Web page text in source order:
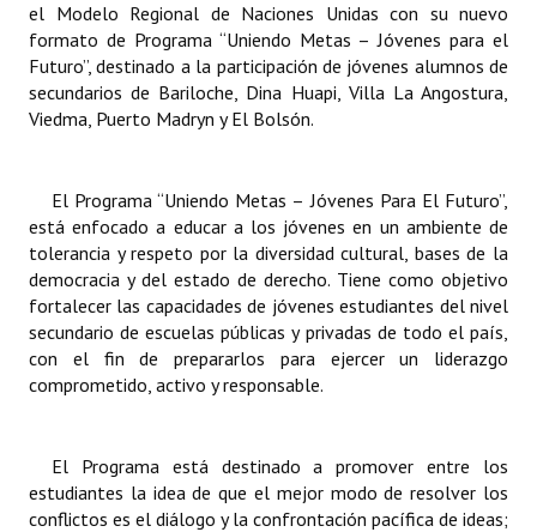
Comunicaciones
Declaraciones
Resoluciones
INSTITUCIONAL
Antiguos Pobladores
Noticias Destacadas
Registros y Distinciones
Premio al Mérito - Registro
Audiencias Públicas - Registro
el Modelo Regional de Naciones Unidas con su nuevo
formato de Programa “Uniendo Metas – Jóvenes para el
Futuro”, destinado a la participación de jóvenes alumnos de
secundarios de Bariloche, Dina Huapi, Villa La Angostura,
Viedma, Puerto Madryn y El Bolsón.
El Programa “Uniendo Metas – Jóvenes Para El Futuro”,
está enfocado a educar a los jóvenes en un ambiente de
tolerancia y respeto por la diversidad cultural, bases de la
democracia y del estado de derecho. Tiene como objetivo
fortalecer las capacidades de jóvenes estudiantes del nivel
secundario de escuelas públicas y privadas de todo el país,
con el fin de prepararlos para ejercer un liderazgo
comprometido, activo y responsable.
El Programa está destinado a promover entre los
estudiantes la idea de que el mejor modo de resolver los
conflictos es el diálogo y la confrontación pacífica de ideas;